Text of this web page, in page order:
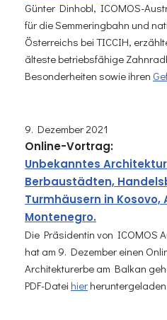
Günter Dinhobl, ICOMOS-
für die Semmeringbahn und
Österreichs bei TICCIH,
älteste betriebsfähige
Besonderheiten sowie ihren
9. Dezember 2021
Online-Vortrag:
Unbekanntes
Berbaustädten,
Turmhäusern in Kosovo,
Montenegro.
Die Präsidentin von ICOMOS
hat am 9. Dezember einen
Architekturerbe am Balkan
PDF-Datei hier